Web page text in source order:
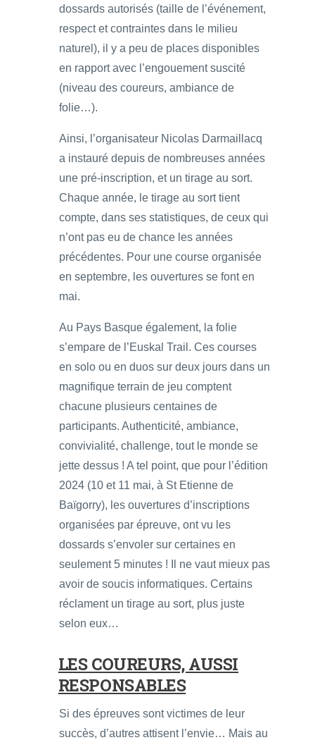
dossards autorisés (taille de l’événement,
respect et contraintes dans le milieu
naturel), il y a peu de places disponibles
en rapport avec l’engouement suscité
(niveau des coureurs, ambiance de
folie…).
Ainsi, l’organisateur Nicolas Darmaillacq
a instauré depuis de nombreuses années
une pré-inscription, et un tirage au sort.
Chaque année, le tirage au sort tient
compte, dans ses statistiques, de ceux qui
n’ont pas eu de chance les années
précédentes. Pour une course organisée
en septembre, les ouvertures se font en
mai.
Au Pays Basque également, la folie
s’empare de l’Euskal Trail. Ces courses
en solo ou en duos sur deux jours dans un
magnifique terrain de jeu comptent
chacune plusieurs centaines de
participants. Authenticité, ambiance,
convivialité, challenge, tout le monde se
jette dessus ! A tel point, que pour l’édition
2024 (10 et 11 mai, à St Etienne de
Baïgorry), les ouvertures d’inscriptions
organisées par épreuve, ont vu les
dossards s’envoler sur certaines en
seulement 5 minutes ! Il ne vaut mieux pas
avoir de soucis informatiques. Certains
réclament un tirage au sort, plus juste
selon eux…
LES COUREURS, AUSSI
RESPONSABLES
Si des épreuves sont victimes de leur
succès, d’autres attisent l’envie… Mais au